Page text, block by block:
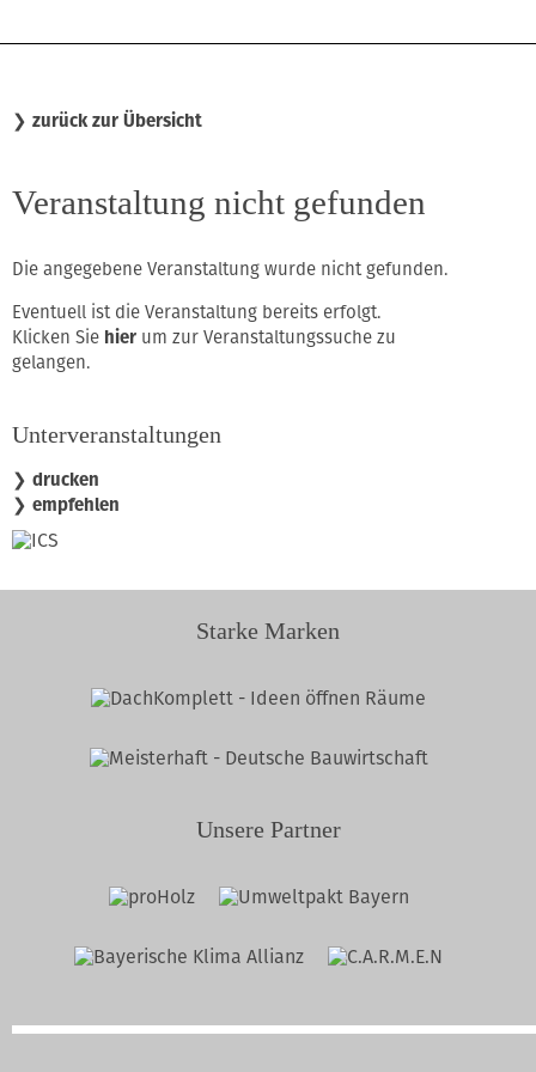
❯ zurück zur Übersicht
Veranstaltung nicht gefunden
Die angegebene Veranstaltung wurde nicht gefunden.
Eventuell ist die Veranstaltung bereits erfolgt.
Klicken Sie hier um zur Veranstaltungssuche zu
gelangen.
Unterveranstaltungen
❯ drucken
❯ empfehlen
Starke Marken
Unsere Partner